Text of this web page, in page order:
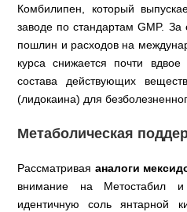
Комбилипен, который
заводе по стандартам GMP. За
пошлин и расходов на
курса снижается почти
состава действующих
(лидокаина) для
Метаболическая
Рассматривая аналоги
внимание на Метостабил
идентичную соль янтарной